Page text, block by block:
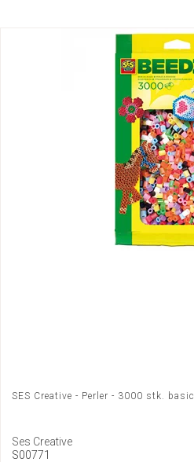
SES Creative - Perler - 3000 stk. basic
Ses Creative
S00771